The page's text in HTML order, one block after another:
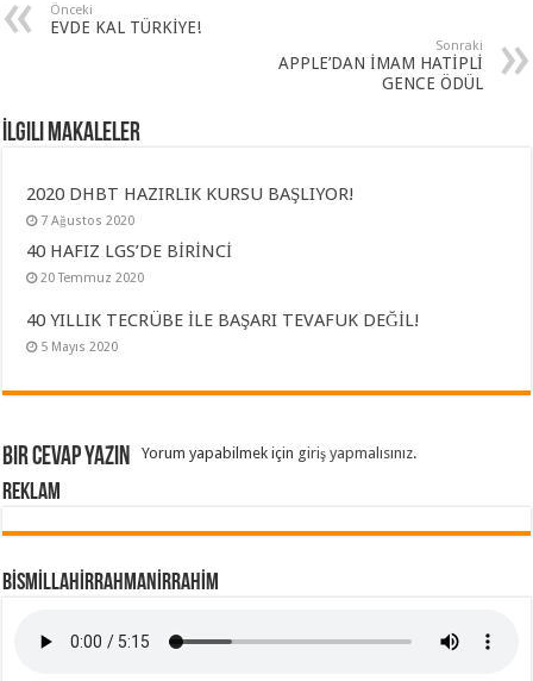
Önceki
EVDE KAL TÜRKİYE!
Sonraki
APPLE’DAN İMAM HATİPLİ
GENCE ÖDÜL
İlgili Makaleler
2020 DHBT HAZIRLIK KURSU BAŞLIYOR!
7 Ağustos 2020
40 HAFIZ LGS’DE BİRİNCİ
20 Temmuz 2020
40 YILLIK TECRÜBE İLE BAŞARI TEVAFUK DEĞİL!
5 Mayıs 2020
Bir cevap yazın Yorum yapabilmek için giriş yapmalısınız.
REKLAM
BİSMİLLAHİRRAHMANİRRAHİM